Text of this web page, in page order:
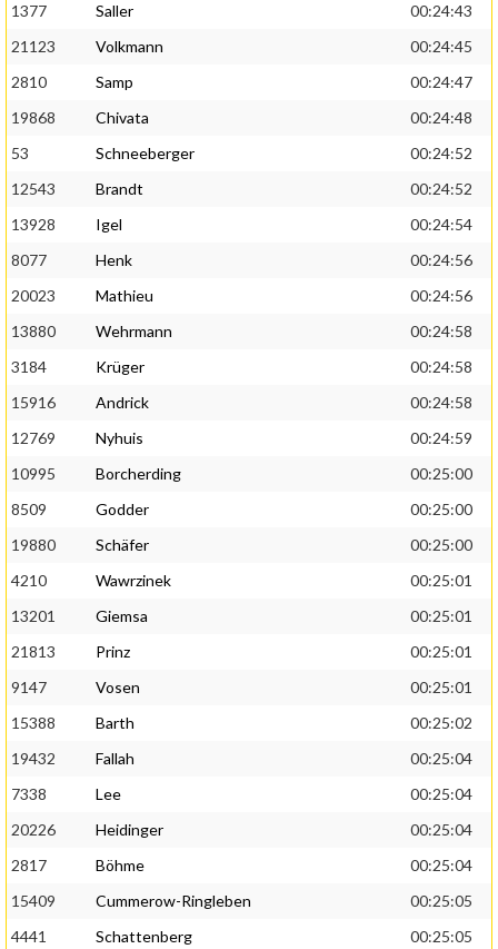
1377
Saller
00:24:43
21123
Volkmann
00:24:45
2810
Samp
00:24:47
19868
Chivata
00:24:48
53
Schneeberger
00:24:52
12543
Brandt
00:24:52
13928
Igel
00:24:54
8077
Henk
00:24:56
20023
Mathieu
00:24:56
13880
Wehrmann
00:24:58
3184
Krüger
00:24:58
15916
Andrick
00:24:58
12769
Nyhuis
00:24:59
10995
Borcherding
00:25:00
8509
Godder
00:25:00
19880
Schäfer
00:25:00
4210
Wawrzinek
00:25:01
13201
Giemsa
00:25:01
21813
Prinz
00:25:01
9147
Vosen
00:25:01
15388
Barth
00:25:02
19432
Fallah
00:25:04
7338
Lee
00:25:04
20226
Heidinger
00:25:04
2817
Böhme
00:25:04
15409
Cummerow-Ringleben
00:25:05
4441
Schattenberg
00:25:05